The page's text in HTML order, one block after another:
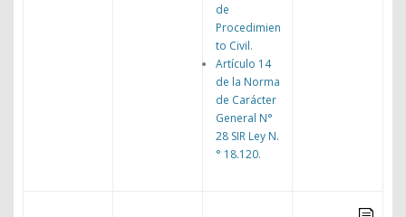
de
Procedimien
to Civil.
Artículo 14
de la Norma
de Carácter
General N°
28 SIR Ley N.
° 18.120.